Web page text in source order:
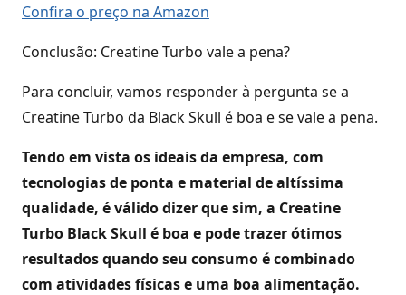
Confira o preço na Amazon
Conclusão: Creatine Turbo vale a pena?
Para concluir, vamos responder à pergunta se a
Creatine Turbo da Black Skull é boa e se vale a pena.
Tendo em vista os ideais da empresa, com
tecnologias de ponta e material de altíssima
qualidade, é válido dizer que sim, a Creatine
Turbo Black Skull é boa e pode trazer ótimos
resultados quando seu consumo é combinado
com atividades físicas e uma boa alimentação.